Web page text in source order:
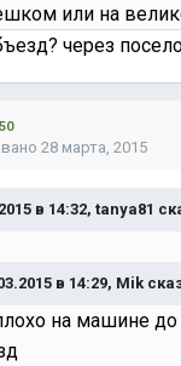
или на
через
50
28 марта, 2015
в 14:32, tanya81
в 14:29, Mik
на машине